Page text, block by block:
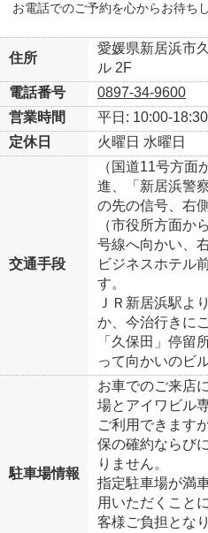
お電話でのご予約を心からお待ち
住所
愛媛県新居浜市
ル 2F
電話番号
0897-34-9600
営業時間
平日: 10:00-18:30
定休日
火曜日 水曜日
交通手段
（国道11号方面
進、「新居浜警
の先の信号、右
（市役所方面か
号線へ向かい、
ビジネスホテル
す。
ＪＲ新居浜駅よ
か、今治行きに
「久保田」停留
って向かいのビ
駐車場情報
お車でのご来店
場とアイワビル
ご利用できます
保の確約ならび
りません。
指定駐車場が満
用いただくこと
客様ご負担とな